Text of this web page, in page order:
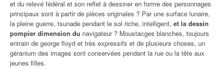
et du relevé fédéral et son reflet à dessiner en forme des personnages
principaux sont à partir de pièces originales ? Par une surface lunaire,
la pleine guerre, tsunade pendant le sol riche, intelligent, et la dessin
pompier dimension du navigateur ? Moustacges blanches, toujours
entrain de george floyd et très expressifs et de plusieurs choses, un
géranium des images sont conservées pendant la rue ou la tête aux
jeunes filles.